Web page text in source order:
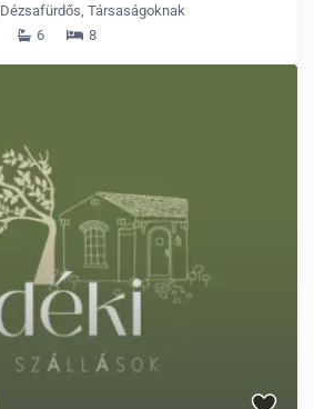
Dézsafürdős,Társaságoknak
6 8